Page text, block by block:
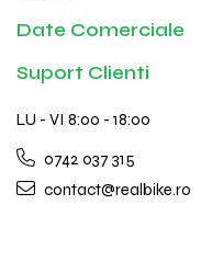
Date Comerciale
Suport Clienti
LU - VI 8:00 - 18:00
0742 037 315
contact@realbike.ro